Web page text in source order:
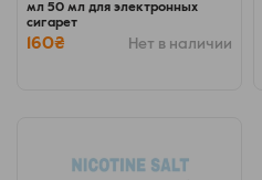
мл 50 мл для электронных
сигарет
160₴ Нет в наличии